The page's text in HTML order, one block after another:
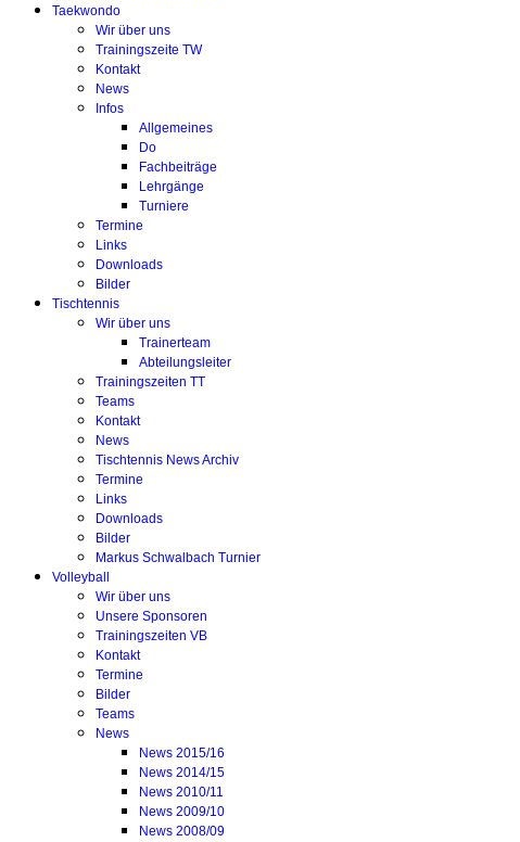
Taekwondo
Wir über uns
Trainingszeite TW
Kontakt
News
Infos
Allgemeines
Do
Fachbeiträge
Lehrgänge
Turniere
Termine
Links
Downloads
Bilder
Tischtennis
Wir über uns
Trainerteam
Abteilungsleiter
Trainingszeiten TT
Teams
Kontakt
News
Tischtennis News Archiv
Termine
Links
Downloads
Bilder
Markus Schwalbach Turnier
Volleyball
Wir über uns
Unsere Sponsoren
Trainingszeiten VB
Kontakt
Termine
Bilder
Teams
News
News 2015/16
News 2014/15
News 2010/11
News 2009/10
News 2008/09